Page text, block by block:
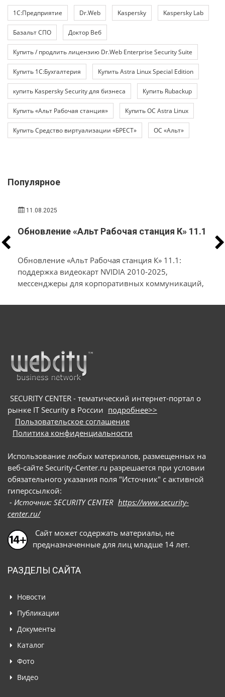
1С:Предприятие Dr.Web Kaspersky Kaspersky Lab
Базальт СПО Доктор Веб
Купить / продлить лицензию Dr.Web Enterprise Security Suite
Купить 1С:Бухгалтерия Купить Astra Linux Special Edition
купить Kaspersky Security для бизнеса Купить Rubackup
Купить «Альт Рабочая станция» Купить ОС Astra Linux
Купить Средство виртуализации «БРЕСТ» ОС «Альт»
Популярное
11.08.2025
Обновление «Альт Рабочая станция К» 11.1
Обновление «Альт Рабочая станция К» 11.1:
поддержка видеокарт NVIDIA 2010-2025,
мессенджеры для корпоративных коммуникаций,
SECURITY CENTER - тематический интернет-портал о
рынке IT Security в России подробнее>>
Пользовательское соглашение
Политика конфиденциальности
Использование любых материалов, размещенных на
веб-сайте Security-Center.ru разрешается при условии
обязательного указания поля "Источник" с активной
гиперссылкой:
- Источник: SECURITY CENTER https://www.security-
center.ru/
Сайт может содержать материалы, не
предназначенные для лиц младше 14 лет.
РАЗДЕЛЫ САЙТА
Новости
Публикации
Документы
Каталог
Фото
Видео